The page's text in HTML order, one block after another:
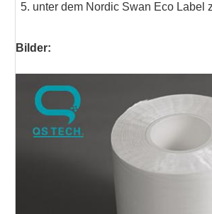
5. unter dem Nordic Swan Eco Label
Bilder: